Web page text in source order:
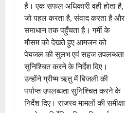
है। एक सफल अधिकारी वही होता है,
जो पहल करता है, संवाद करता है और
समाधान तक पहुँचता है। गर्मी के
मौसम को देखते हुए आमजन को
पेयजल की सुलभ एवं सहज उपलब्धता
सुनिश्चित करने के निर्देश दिए।
उन्होंने ग्रीष्म ऋतु में बिजली की
पर्याप्त उपलब्धता सुनिश्चित करने के
निर्देश दिए। राजस्व मामलों की समीक्षा